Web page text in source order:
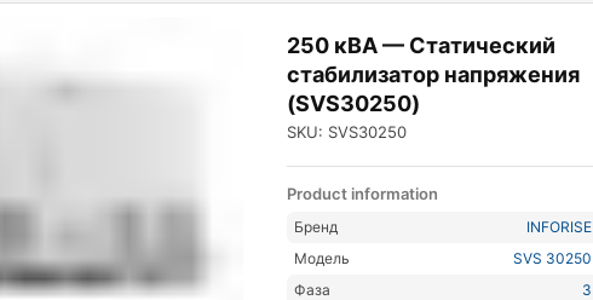
250 кВА — Статический
стабилизатор напряжения
(SVS30250)
SKU: SVS30250
Product information
Бренд
INFORISE
Модель
SVS 30250
Фаза
3